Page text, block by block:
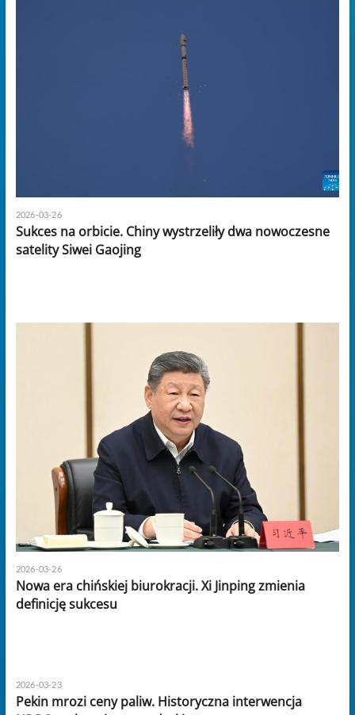
2026-03-26
Sukces na orbicie. Chiny wystrzeliły dwa nowoczesne
satelity Siwei Gaojing
2026-03-26
Nowa era chińskiej biurokracji. Xi Jinping zmienia
definicję sukcesu
2026-03-23
Pekin mrozi ceny paliw. Historyczna interwencja